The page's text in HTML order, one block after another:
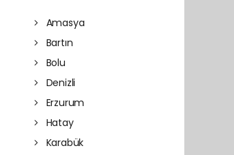
Amasya
Bartın
Bolu
Denizli
Erzurum
Hatay
Karabük